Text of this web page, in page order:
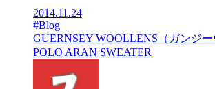
2014.11.24
#Blog
GUERNSEY WOOLLENS（ガンジ
POLO ARAN SWEATER